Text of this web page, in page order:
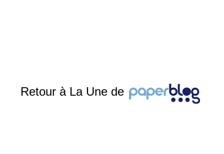
Retour à La Une de